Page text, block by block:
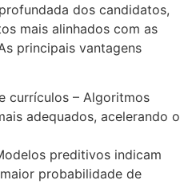
dos candidatos,
mais alinhados com as
principais vantagens
currículos – Algoritmos
adequados, acelerando o
preditivos indicam
probabilidade de